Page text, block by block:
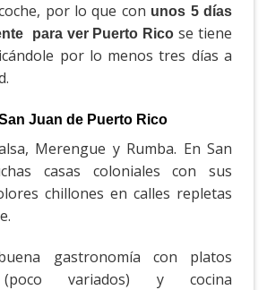
por lo que con unos 5 días
para ver Puerto Rico se tiene
por lo menos tres días a
Juan de Puerto Rico
Merengue y Rumba. En San
casas coloniales con sus
chillones en calles repletas
gastronomía con platos
(poco variados) y cocina